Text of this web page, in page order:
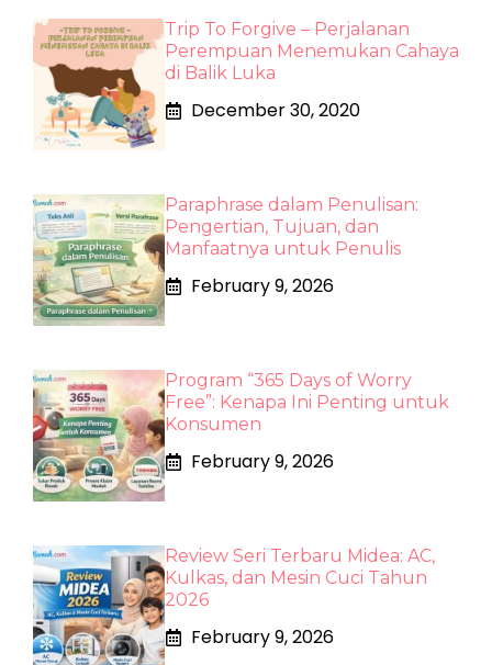
Trip To Forgive – Perjalanan
Perempuan Menemukan Cahaya
di Balik Luka
December 30, 2020
Paraphrase dalam Penulisan:
Pengertian, Tujuan, dan
Manfaatnya untuk Penulis
February 9, 2026
Program “365 Days of Worry
Free”: Kenapa Ini Penting untuk
Konsumen
February 9, 2026
Review Seri Terbaru Midea: AC,
Kulkas, dan Mesin Cuci Tahun
2026
February 9, 2026